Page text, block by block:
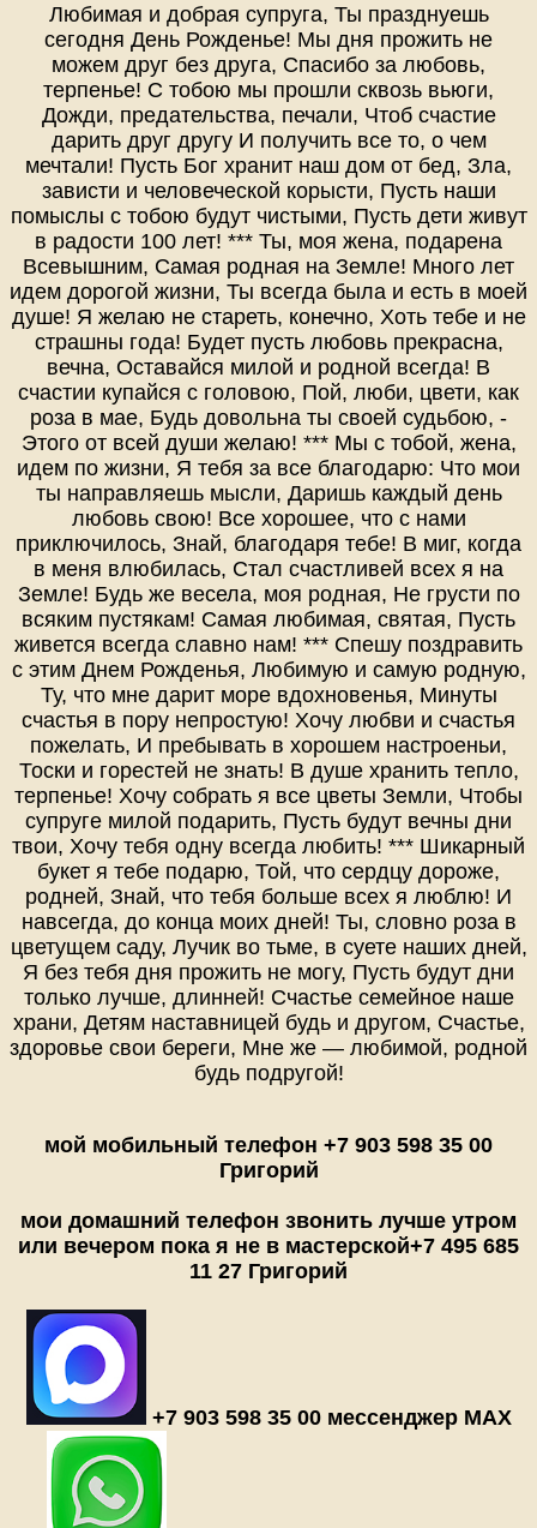
Любимая и добрая супруга, Ты празднуешь
сегодня День Рожденье! Мы дня прожить не
можем друг без друга, Спасибо за любовь,
терпенье! С тобою мы прошли сквозь вьюги,
Дожди, предательства, печали, Чтоб счастие
дарить друг другу И получить все то, о чем
мечтали! Пусть Бог хранит наш дом от бед, Зла,
зависти и человеческой корысти, Пусть наши
помыслы с тобою будут чистыми, Пусть дети живут
в радости 100 лет! *** Ты, моя жена, подарена
Всевышним, Самая родная на Земле! Много лет
идем дорогой жизни, Ты всегда была и есть в моей
душе! Я желаю не стареть, конечно, Хоть тебе и не
страшны года! Будет пусть любовь прекрасна,
вечна, Оставайся милой и родной всегда! В
счастии купайся с головою, Пой, люби, цвети, как
роза в мае, Будь довольна ты своей судьбою, -
Этого от всей души желаю! *** Мы с тобой, жена,
идем по жизни, Я тебя за все благодарю: Что мои
ты направляешь мысли, Даришь каждый день
любовь свою! Все хорошее, что с нами
приключилось, Знай, благодаря тебе! В миг, когда
в меня влюбилась, Стал счастливей всех я на
Земле! Будь же весела, моя родная, Не грусти по
всяким пустякам! Самая любимая, святая, Пусть
живется всегда славно нам! *** Спешу поздравить
с этим Днем Рожденья, Любимую и самую родную,
Ту, что мне дарит море вдохновенья, Минуты
счастья в пору непростую! Хочу любви и счастья
пожелать, И пребывать в хорошем настроеньи,
Тоски и горестей не знать! В душе хранить тепло,
терпенье! Хочу собрать я все цветы Земли, Чтобы
супруге милой подарить, Пусть будут вечны дни
твои, Хочу тебя одну всегда любить! *** Шикарный
букет я тебе подарю, Той, что сердцу дороже,
родней, Знай, что тебя больше всех я люблю! И
навсегда, до конца моих дней! Ты, словно роза в
цветущем саду, Лучик во тьме, в суете наших дней,
Я без тебя дня прожить не могу, Пусть будут дни
только лучше, длинней! Счастье семейное наше
храни, Детям наставницей будь и другом, Счастье,
здоровье свои береги, Мне же — любимой, родной
будь подругой!
мой мобильный телефон +7 903 598 35 00
Григорий
мои домашний телефон звонить лучше утром
или вечером пока я не в мастерской+7 495 685
11 27 Григорий
+7 903 598 35 00 мессенджер MAX